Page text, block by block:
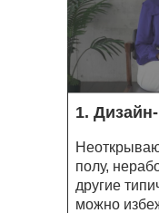
полу,
другие
можно
1.